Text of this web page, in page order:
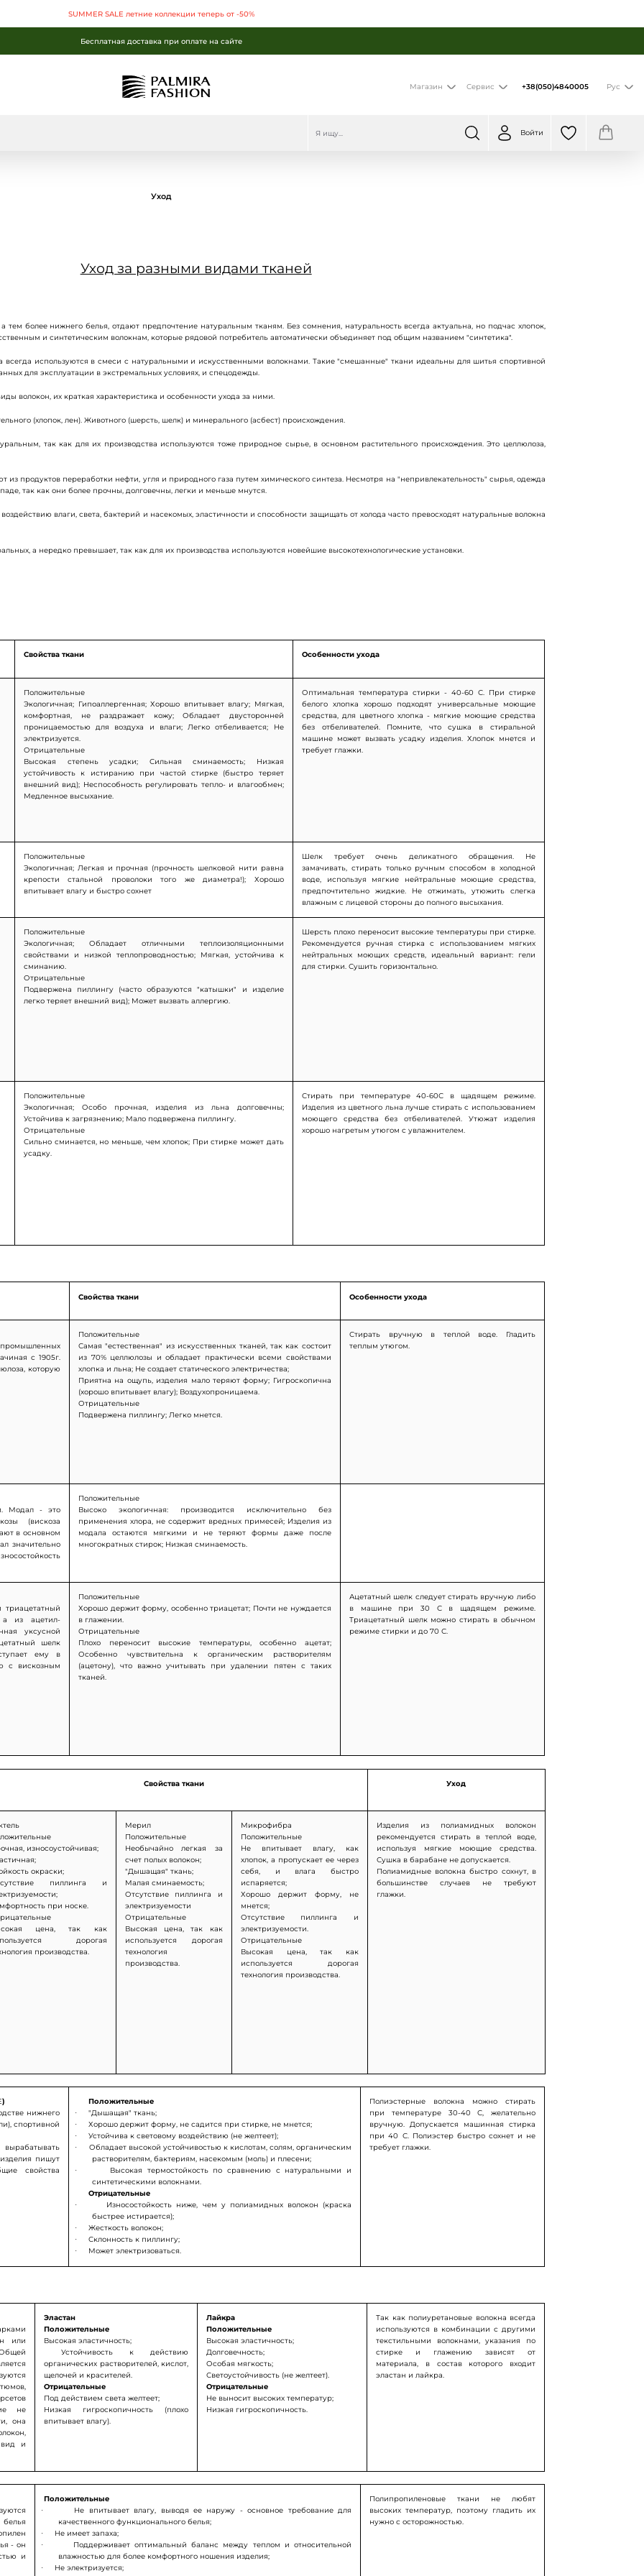
SUMMER SALE летние коллекции теперь от -50%
SUMMER SALE летние коллекции теперь от -50%
Бесплатная доставка при оплате на сайте
Бесплатная доставка при оплате на сайте
Магазин Сервис +38(050)4840005 Рус
Войти
Уход
Уход за разными видами тканей
более нижнего белья, отдают предпочтение натуральным тканям. Без сомнения, натуральность всегда актуальна, но подчас хлопок,
и синтетическим волокнам, которые рядовой потребитель автоматически объединяет под общим названием "синтетика".
всегда используются в смеси с натуральными и искусственными волокнами. Такие "смешанные" ткани идеальны для шитья спортивной
для эксплуатации в экстремальных условиях, и спецодежды.
волокон, их краткая характеристика и особенности ухода за ними.
(хлопок, лен). Животного (шерсть, шелк) и минерального (асбест) происхождения.
так как для их производства используются тоже природное сырье, в основном растительного происхождения. Это целлюлоза,
из продуктов переработки нефти, угля и природного газа путем химического синтеза. Несмотря на "непривлекательность" сырья, одежда
так как они более прочны, долговечны, легки и меньше мнутся.
влаги, света, бактерий и насекомых, эластичности и способности защищать от холода часто превосходят натуральные волокна
а нередко превышает, так как для их производства используются новейшие высокотехнологические установки.
Свойства ткани Особенности ухода
Положительные
Экологичная; Гипоаллергенная; Хорошо впитывает влагу; Мягкая,
комфортная, не раздражает кожу; Обладает двусторонней
проницаемостью для воздуха и влаги; Легко отбеливается; Не
электризуется.
Отрицательные
Высокая степень усадки; Сильная сминаемость; Низкая
устойчивость к истиранию при частой стирке (быстро теряет
внешний вид); Неспособность регулировать тепло- и влагообмен;
Медленное высыхание.
Оптимальная температура стирки - 40-60 С. При стирке
белого хлопка хорошо подходят универсальные моющие
средства, для цветного хлопка - мягкие моющие средства
без отбеливателей. Помните, что сушка в стиральной
машине может вызвать усадку изделия. Хлопок мнется и
требует глажки.
Положительные
Экологичная; Легкая и прочная (прочность шелковой нити равна
крепости стальной проволоки того же диаметра!); Хорошо
впитывает влагу и быстро сохнет
Шелк требует очень деликатного обращения. Не
замачивать, стирать только ручным способом в холодной
воде, используя мягкие нейтральные моющие средства,
предпочтительно жидкие. Не отжимать, утюжить слегка
влажным с лицевой стороны до полного высыхания.
Положительные
Экологичная; Обладает отличными теплоизоляционными
свойствами и низкой теплопроводностью; Мягкая, устойчива к
сминанию.
Отрицательные
Подвержена пиллингу (часто образуются "катышки" и изделие
легко теряет внешний вид); Может вызвать аллергию.
Шерсть плохо переносит высокие температуры при стирке.
Рекомендуется ручная стирка с использованием мягких
нейтральных моющих средств, идеальный вариант: гели
для стирки. Сушить горизонтально.
Положительные
Экологичная; Особо прочная, изделия из льна долговечны;
Устойчива к загрязнению; Мало подвержена пиллингу.
Отрицательные
Сильно сминается, но меньше, чем хлопок; При стирке может дать
усадку.
Стирать при температуре 40-60С в щадящем режиме.
Изделия из цветного льна лучше стирать с использованием
моющего средства без отбеливателей. Утюжат изделия
хорошо нагретым утюгом с увлажнителем.
Свойства ткани Особенности ухода
промышленных
с 1905г.
которую
Положительные
Самая "естественная" из искусственных тканей, так как состоит
из 70% целлюлозы и обладает практически всеми свойствами
хлопка и льна; Не создает статического электричества;
Приятна на ощупь, изделия мало теряют форму; Гигроскопична
(хорошо впитывает влагу); Воздухопроницаема.
Отрицательные
Подвержена пиллингу; Легко мнется.
Стирать вручную в теплой воде. Гладить
теплым утюгом.
Модал - это
(вискоза
в основном
значительно
Положительные
Высоко экологичная: производится исключительно без
применения хлора, не содержит вредных примесей; Изделия из
модала остаются мягкими и не теряют формы даже после
многократных стирок; Низкая сминаемость.
триацетатный
а из ацетил-
уксусной
шелк
ему в
с вискозным
Положительные
Хорошо держит форму, особенно триацетат; Почти не нуждается
в глажении.
Отрицательные
Плохо переносит высокие температуры, особенно ацетат;
Особенно чувствительна к органическим растворителям
(ацетону), что важно учитывать при удалении пятен с таких
тканей.
Ацетатный шелк следует стирать вручную либо
в машине при 30 С в щадящем режиме.
Триацетатный шелк можно стирать в обычном
режиме стирки и до 70 С.
Свойства ткани Уход
износоустойчивая;
окраски;
пиллинга и
при носке.
цена, так как
дорогая
производства.
Мерил
Положительные
Необычайно легкая за
счет полых волокон;
"Дышащая" ткань;
Малая сминаемость;
Отсутствие пиллинга и
электризуемости
Отрицательные
Высокая цена, так как
используется дорогая
технология
производства.
Микрофибра
Положительные
Не впитывает влагу, как
хлопок, а пропускает ее через
себя, и влага быстро
испаряется;
Хорошо держит форму, не
мнется;
Отсутствие пиллинга и
электризуемости.
Отрицательные
Высокая цена, так как
используется дорогая
технология производства.
Изделия из полиамидных волокон
рекомендуется стирать в теплой воде,
используя мягкие моющие средства.
Сушка в барабане не допускается.
Полиамидные волокна быстро сохнут, в
большинстве случаев не требуют
глажки.
)
нижнего
спортивной
пишут
свойства
Положительные
·
"Дышащая" ткань;
·
Хорошо держит форму, не садится при стирке, не мнется;
·
Устойчива к световому воздействию (не желтеет);
·
Обладает высокой устойчивостью к кислотам, солям, органическим
растворителям, бактериям, насекомым (моль) и плесени;
·
Высокая термостойкость по сравнению с натуральными и
синтетическими волокнами.
Отрицательные
·
Износостойкость ниже, чем у полиамидных волокон (краска
быстрее истирается);
·
Жесткость волокон;
·
Склонность к пиллингу;
·
Может электризоваться.
Полиэстерные волокна можно стирать
при температуре 30-40 С, желательно
вручную. Допускается машинная стирка
при 40 С. Полиэстер быстро сохнет и не
требует глажки.
или
Общей
не
она
и
Эластан
Положительные
Высокая эластичность;
Устойчивость к действию
органических растворителей, кислот,
щелочей и красителей.
Отрицательные
Под действием света желтеет;
Низкая гигроскопичность (плохо
впитывает влагу).
Лайкра
Положительные
Высокая эластичность;
Долговечность;
Особая мягкость;
Светоустойчивость (не желтеет).
Отрицательные
Не выносит высоких температур;
Низкая гигроскопичность.
Так как полиуретановые волокна всегда
используются в комбинации с другими
текстильными волокнами, указания по
стирке и глажению зависят от
материала, в состав которого входит
эластан и лайкра.
- он
и
Положительные
·
Не впитывает влагу, выводя ее наружу - основное требование для
качественного функционального белья;
·
Не имеет запаха;
·
Поддерживает оптимальный баланс между теплом и относительной
влажностью для более комфортного ношения изделия;
·
Не электризуется;
Полипропиленовые ткани не любят
высоких температур, поэтому гладить их
нужно с осторожностью.